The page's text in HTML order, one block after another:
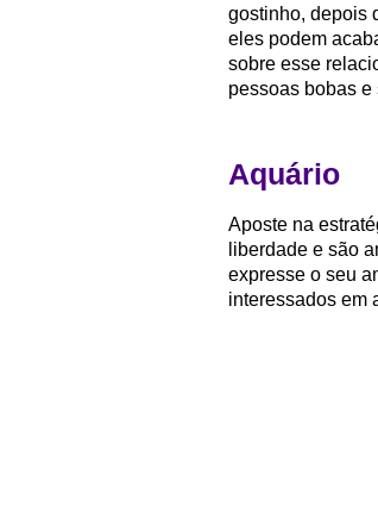
gostinho, depois
eles podem
sobre esse
pessoas bobas
Aquário
Aposte na
liberdade e são
expresse o seu
interessados em